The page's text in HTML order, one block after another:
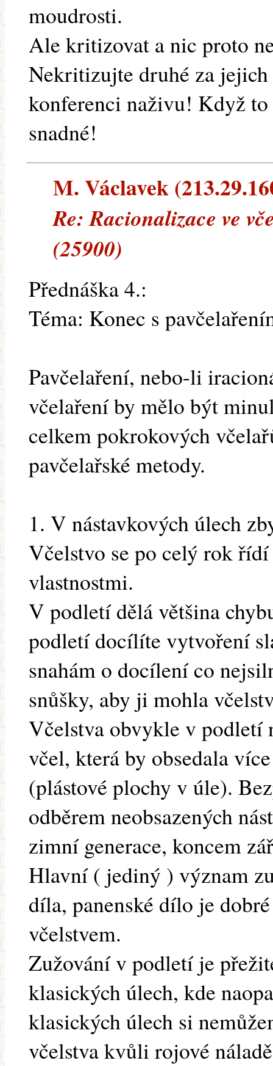
moudrosti.
Ale kritizovat a nic proto
Nekritizujte druhé za jejich
konferenci naživu! Když
snadné!
M. Václavek
Re: Racionalizace ve
(25900)
Přednáška 4.:
Téma: Konec s
Pavčelaření, nebo-li
včelaření by mělo být
celkem pokrokových
pavčelařské metody.
1. V nástavkových úlech
Včelstvo se po celý rok
vlastnostmi.
V podletí dělá většina
podletí docílíte vytvoření
snahám o docílení co
snůšky, aby ji mohla
Včelstva obvykle v
včel, která by obsedala
(plástové plochy v úle).
odběrem neobsazených
zimní generace, koncem
Hlavní ( jediný ) význam
díla, panenské dílo je
včelstvem.
Zužování v podletí je
klasických úlech, kde
klasických úlech si
včelstva kvůli rojové